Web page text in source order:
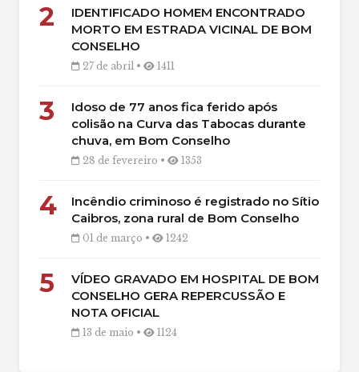
2
IDENTIFICADO HOMEM ENCONTRADO
MORTO EM ESTRADA VICINAL DE BOM
CONSELHO
27 de abril • 1411
3
Idoso de 77 anos fica ferido após
colisão na Curva das Tabocas durante
chuva, em Bom Conselho
28 de fevereiro • 1353
4
Incêndio criminoso é registrado no Sítio
Caibros, zona rural de Bom Conselho
01 de março • 1242
5
VÍDEO GRAVADO EM HOSPITAL DE BOM
CONSELHO GERA REPERCUSSÃO E
NOTA OFICIAL
13 de maio • 1124